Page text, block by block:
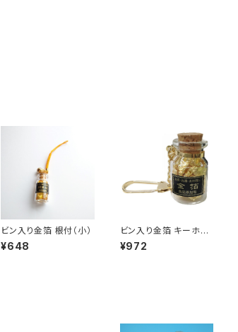
ビン入り金箔 根付（小）
¥648
ビン入り金箔 キーホル
ダー（中）
¥972